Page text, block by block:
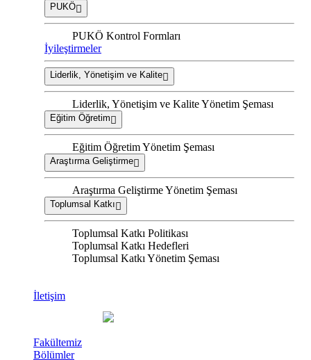
PUKÖ
PUKÖ Kontrol Formları
İyileştirmeler
Liderlik, Yönetişim ve Kalite
Liderlik, Yönetişim ve Kalite Yönetim Şeması
Eğitim Öğretim
Eğitim Öğretim Yönetim Şeması
Araştırma Geliştirme
Araştırma Geliştirme Yönetim Şeması
Toplumsal Katkı
Toplumsal Katkı Politikası
Toplumsal Katkı Hedefleri
Toplumsal Katkı Yönetim Şeması
İletişim
Fakültemiz
Bölümler